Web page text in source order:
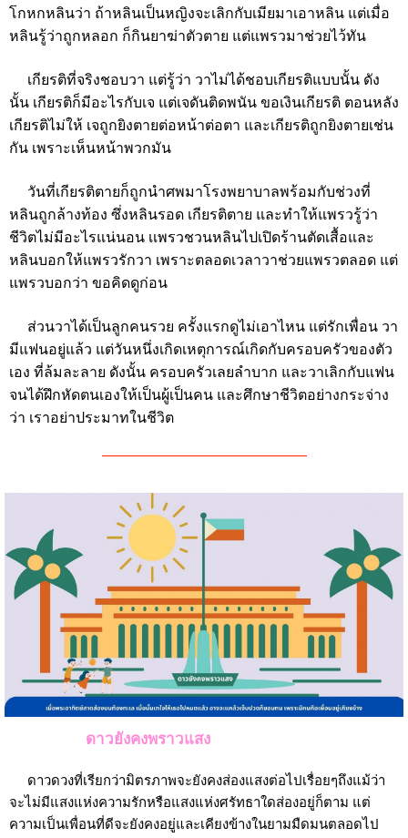
โกหกหลินว่า ถ้าหลินเป็นหญิงจะเลิกกับเมียมาเอาหลิน แต่เมื่อ
หลินรู้ว่าถูกหลอก ก็กินยาฆ่าตัวตาย แต่แพรวมาช่วยไว้ทัน
เกียรติที่จริงชอบวา แต่รู้ว่า วาไม่ได้ชอบเกียรติแบบนั้น ดัง
นั้น เกียรติก็มีอะไรกับเจ แต่เจดันติดพนัน ขอเงินเกียรติ ตอนหลัง
เกียรติไม่ให้ เจถูกยิงตายต่อหน้าต่อตา และเกียรติถูกยิงตายเช่น
กัน เพราะเห็นหน้าพวกมัน
วันที่เกียรติตายก็ถูกนำศพมาโรงพยาบาลพร้อมกับช่วงที่
หลินถูกล้างท้อง ซึ่งหลินรอด เกียรติตาย และทำให้แพรวรู้ว่า
ชีวิตไม่มีอะไรแน่นอน เเพรวชวนหลินไปเปิดร้านตัดเสื้อและ
หลินบอกให้แพรวรักวา เพราะตลอดเวลาวาช่วยแพรวตลอด แต่
แพรวบอกว่า ขอคิดดูก่อน
ส่วนวาได้เป็นลูกคนรวย ครั้งแรกดูไม่เอาไหน แต่รักเพื่อน วา
มีแฟนอยู่แล้ว แต่วันหนึ่งเกิดเหตุการณ์เกิดกับครอบครัวของตัว
เอง ที่ล้มละลาย ดังนั้น ครอบครัวเลยลำบาก และวาเลิกกับแฟน
จนได้ฝึกหัดตนเองให้เป็นผู้เป็นคน และศึกษาชีวิตอย่างกระจ่าง
ว่า เราอย่าประมาทในชีวิต
———————————————
ดาวยังคงพราวแสง
ดาวดวงที่เรียกว่ามิตรภาพจะยังคงส่องแสงต่อไปเรื่อยๆถึงแม้ว่า
จะไม่มีแสงแห่งความรักหรือแสงแห่งศรัทธาใดส่องอยู่ก็ตาม แต่
ความเป็นเพื่อนที่ดีจะยังคงอยู่และเคียงข้างในยามมืดมนตลอดไป